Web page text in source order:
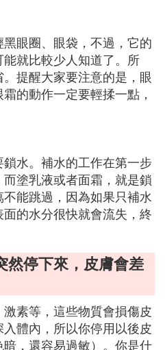
眼圈、眼袋，不過，它的
就比較少人知道了。所
提醒大家要注意的是，眼
的動作一定要輕揉一點，
水。補水的工作在第一步
塗乳液或者面霜，就是鎖
能跳過，因為如果只補水
的水分很快就會流失，終
停下來，皮膚會差
素等，這些物質會損傷皮
體內，所以你停用以後皮
，還容易過敏）。你是什